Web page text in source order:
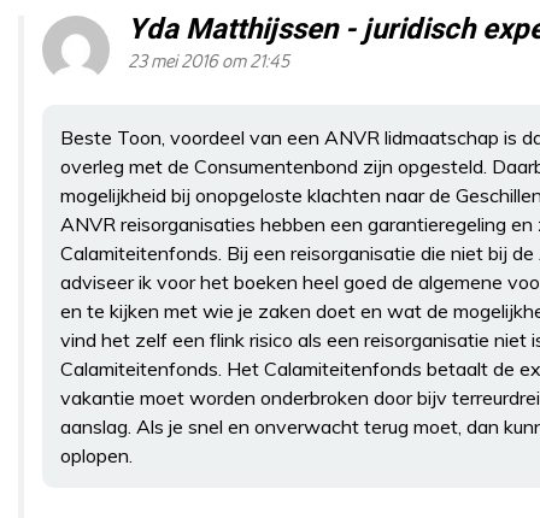
Yda Matthijssen - juridisch
23 mei 2016 om 21:45
Beste Toon, voordeel van een ANVR lidmaatschap is
overleg met de Consumentenbond zijn opgesteld.
mogelijkheid bij onopgeloste klachten naar de
ANVR reisorganisaties hebben een garantieregeling
Calamiteitenfonds. Bij een reisorganisatie die niet bij
adviseer ik voor het boeken heel goed de algemene
en te kijken met wie je zaken doet en wat de
vind het zelf een flink risico als een reisorganisatie niet
Calamiteitenfonds. Het Calamiteitenfonds betaalt de
vakantie moet worden onderbroken door bijv
aanslag. Als je snel en onverwacht terug moet, dan
oplopen.